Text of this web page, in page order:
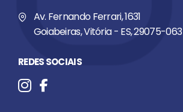
Av. Fernando Ferrari, 1631
Goiabeiras, Vitória - ES, 29075-063
REDES SOCIAIS